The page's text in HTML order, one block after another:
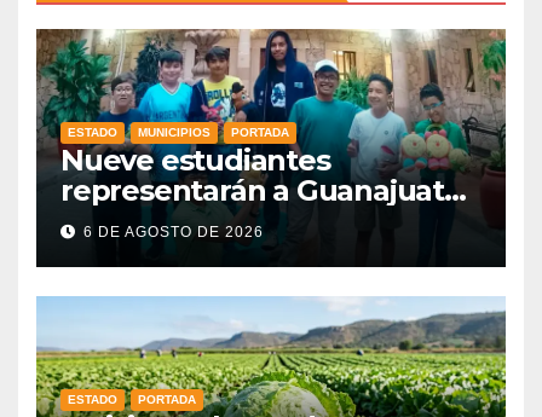
ESTADO MUNICIPIOS PORTADA
Nueve estudiantes
representarán a Guanajuato
en la Olimpiada Mexicana de
Matemáticas 2026
6 DE AGOSTO DE 2026
ESTADO PORTADA